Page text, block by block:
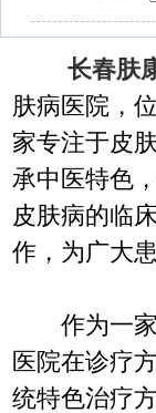
长春肤
肤病医院，
家专注于皮
承中医特色
皮肤病的临
作，为广大
作为一家
医院在诊疗
统特色治疗